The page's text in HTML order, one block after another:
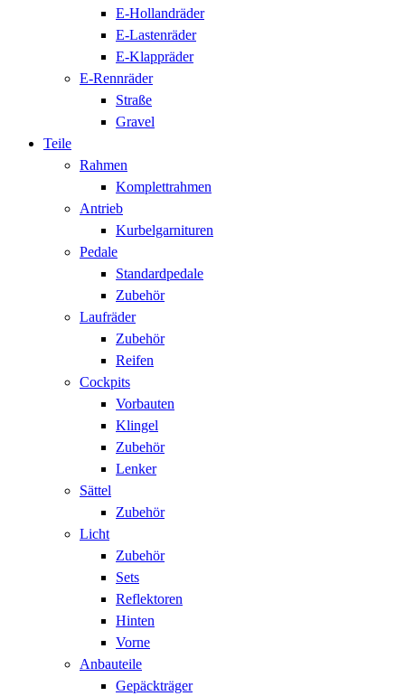
E-Hollandräder
E-Lastenräder
E-Klappräder
E-Rennräder
Straße
Gravel
Teile
Rahmen
Komplettrahmen
Antrieb
Kurbelgarnituren
Pedale
Standardpedale
Zubehör
Laufräder
Zubehör
Reifen
Cockpits
Vorbauten
Klingel
Zubehör
Lenker
Sättel
Zubehör
Licht
Zubehör
Sets
Reflektoren
Hinten
Vorne
Anbauteile
Gepäckträger